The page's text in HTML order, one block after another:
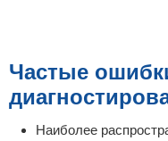
Частые
Наиболее